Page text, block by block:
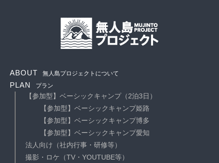
ABOUT 無人島プロジェクトについて
PLAN プラン
【参加型】ベーシックキャンプ（2泊3日）
【参加型】ベーシックキャンプ姫路
【参加型】ベーシックキャンプ博多
【参加型】ベーシックキャンプ愛知
法人向け（社内行事・研修等）
撮影・ロケ（TV・YOUTUBE等）